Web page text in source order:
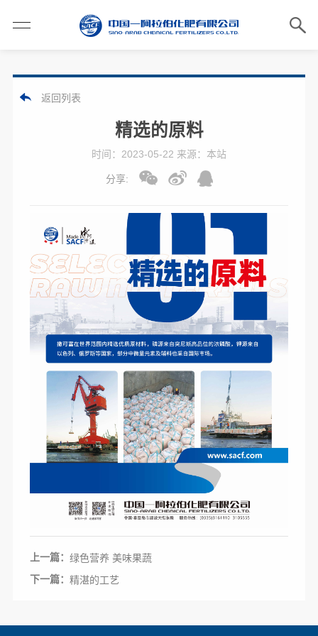
返回列表
精选的原料
时间：2023-05-22 来源：本站
分享:
上一篇：绿色营养 美味果蔬
下一篇：精湛的工艺